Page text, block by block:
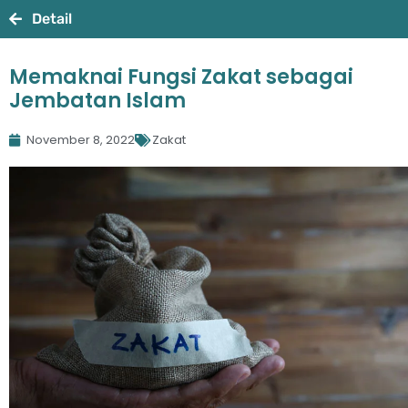
Detail
Memaknai Fungsi Zakat sebagai
Jembatan Islam
November 8, 2022 Zakat